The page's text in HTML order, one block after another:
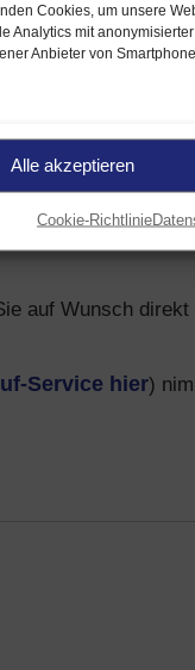
Cookies, um unsere
Analytics mit
Anbieter von
Alle akzeptieren
Cookie-Richtlinie
/ UMTS)
auf Wunsch direkt
Service hier)